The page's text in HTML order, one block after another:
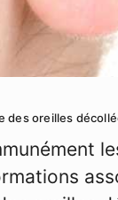
des oreilles